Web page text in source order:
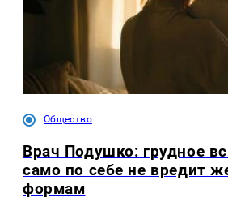
Общество
Врач Подушко: грудное
само по себе не вредит
формам